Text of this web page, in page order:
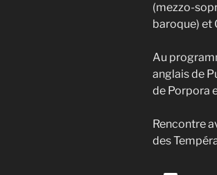
(mezzo-
baroque) et
Au
anglais de
de Porpora
Rencontre
des